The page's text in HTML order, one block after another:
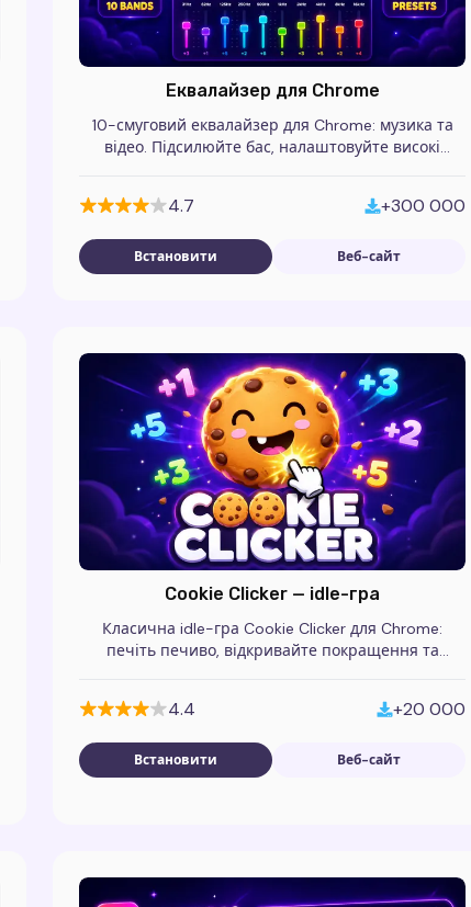
Еквалайзер для Chrome
10-смуговий еквалайзер для Chrome: музика та
відео. Підсилюйте бас, налаштовуйте високі
4.7 +300 000
Встановити Веб-сайт
Cookie Clicker — idle-гра
Класична idle-гра Cookie Clicker для Chrome:
печіть печиво, відкривайте покращення та
4.4 +20 000
Встановити Веб-сайт